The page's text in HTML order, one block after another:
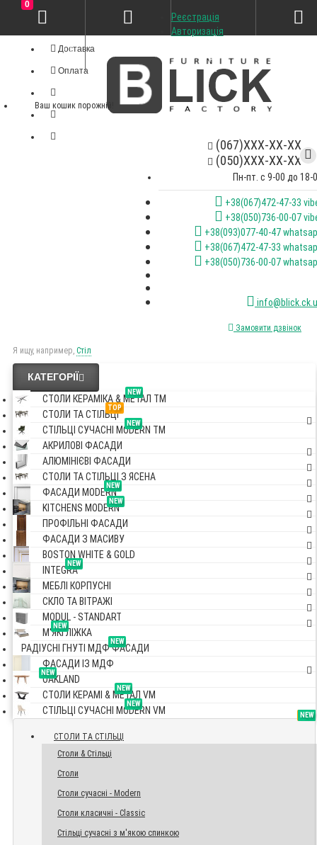
Доставка
Оплата
(067)XXX-XX-XX
(050)XXX-XX-XX
Пн-пт. с 9-00 до 18-
+38(067)472-47-33
+38(050)736-00-07
+38(093)077-40-47
+38(067)472-47-33
+38(050)736-00-07
Замовити дзвінок
Я ищу, например, Стіл
Реєстрація
Авторизація
0
Ваш кошик порожній!
КАТЕГОРІЇ
NEW
СТОЛИ КЕРАМІКА & МЕТАЛ TM
TOP
СТОЛИ ТА СТІЛЬЦІ
NEW
СТІЛЬЦІ СУЧАСНІ MODERN TM
АКРИЛОВІ ФАСАДИ
АЛЮМІНІЄВІ ФАСАДИ
СТОЛИ ТА СТІЛЬЦІ З ЯСЕНА
NEW
ФАСАДИ MODERN
NEW
KITCHENS MODERN
ПРОФІЛЬНІ ФАСАДИ
ФАСАДИ З МАСИВУ
BOSTON WHITE & GOLD
NEW
INTEGRA
МЕБЛІ КОРПУСНІ
СКЛО ТА ВІТРАЖІ
MODUL - STANDART
NEW
М'ЯКІ ЛІЖКА
NEW
РАДІУСНІ ГНУТІ МДФ ФАСАДИ
ФАСАДИ ІЗ МДФ
NEW
OAKLAND
NEW
СТОЛИ КЕРАМІ & МЕТАЛ VM
NEW
СТІЛЬЦІ СУЧАСНІ MODERN VM TOP
СТОЛИ ТА СТІЛЬЦІ
Столи & Стільці
Столи
Столи сучасні - Modern
Столи класичні - Classic
Стільці сучасні з м'якою спинкою
NEW
NEW
NEW